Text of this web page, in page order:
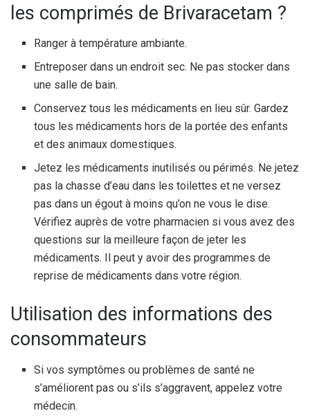
les comprimés de Brivaracetam ?
Ranger à température ambiante.
Entreposer dans un endroit sec. Ne pas stocker dans
une salle de bain.
Conservez tous les médicaments en lieu sûr. Gardez
tous les médicaments hors de la portée des enfants
et des animaux domestiques.
Jetez les médicaments inutilisés ou périmés. Ne jetez
pas la chasse d’eau dans les toilettes et ne versez
pas dans un égout à moins qu’on ne vous le dise.
Vérifiez auprès de votre pharmacien si vous avez des
questions sur la meilleure façon de jeter les
médicaments. Il peut y avoir des programmes de
reprise de médicaments dans votre région.
Utilisation des informations des
consommateurs
Si vos symptômes ou problèmes de santé ne
s’améliorent pas ou s’ils s’aggravent, appelez votre
médecin.